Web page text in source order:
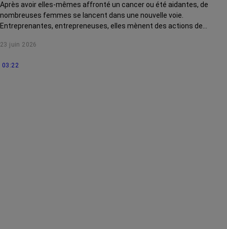
Après avoir elles-mêmes affronté un cancer ou été aidantes, de
nombreuses femmes se lancent dans une nouvelle voie.
Entreprenantes, entrepreneuses, elles mènent des actions de
Sophie Caruso, présidente de La Niaque.
23 juin 2026
03:22